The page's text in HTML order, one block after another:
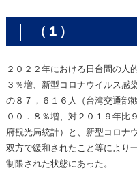
（１）
２０２２年における日台間の人
３％増、新型コロナウイルス感
の８７，６１６人（台湾交通部
００．８％増、対２０１９年比
府観光局統計）と、新型コロナ
双方で緩和されたこと等により
制限された状態にあった。